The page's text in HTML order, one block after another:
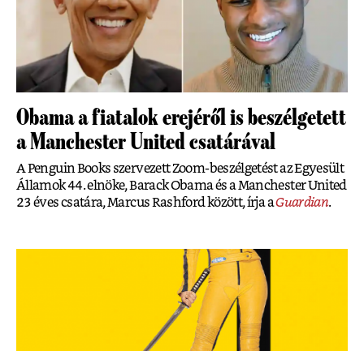
Obama a fiatalok erejéről is beszélgetett
a Manchester United csatárával
A Penguin Books szervezett Zoom-beszélgetést az Egyesült
Államok 44. elnöke, Barack Obama és a Manchester United
23 éves csatára, Marcus Rashford között, írja aGuardian.